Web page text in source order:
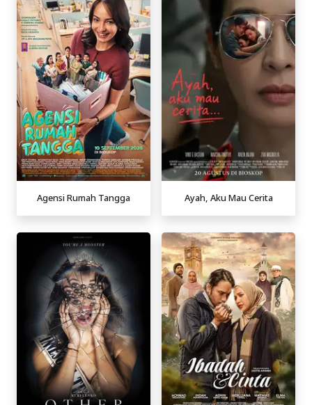
Agensi Rumah Tangga Ayah, Aku Mau Cerita